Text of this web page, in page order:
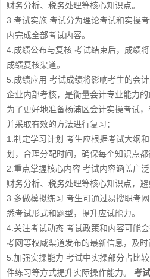
财务分析、税务处理等核心知识点。
3.考试实施 考试分为理论考试和实操
内完成全部考试内容。
4.成绩公布与复核 考试结束后，成绩
成绩复核渠道。
5.成绩应用 考试成绩将影响考生的会
企业内部考核，是衡量会计专业能力的
为了更好地准备杨浦区会计实操考试，
并采取有效的方法进行复习：
1.制定学习计划 考生应根据考试大纲
划，合理分配时间，确保每个知识点都
2.重点掌握核心内容 考试内容涵盖广
财务分析、税务处理等核心知识点，避
3.多做模拟练习 考生可通过易搜职考
悉考试形式和题型，提升应试能力。
4.关注考试动态 考试政策和内容可能
考网等权威渠道发布的最新信息，及时
5.加强实操能力 考试中实操部分占比
件练习等方式提升实际操作能力。 考